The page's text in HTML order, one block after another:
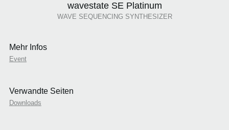
wavestate SE Platinum
WAVE SEQUENCING SYNTHESIZER
Mehr Infos
Event
Verwandte Seiten
Downloads